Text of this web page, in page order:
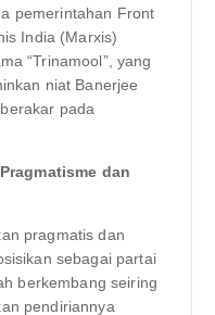
pemerintahan Front
India (Marxis)
“Trinamool”, yang
niat Banerjee
pada
dan
pragmatis dan
sebagai partai
berkembang seiring
pendiriannya